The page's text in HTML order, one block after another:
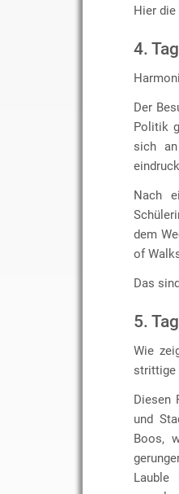
Hier die
4.
Der
Politik
sich
Nach
dem
of
Das
5.
Wie
strittige
Diesen
und
Boos,
Lauble